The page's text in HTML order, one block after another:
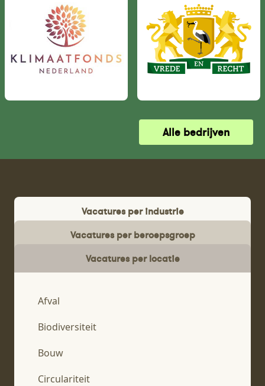
Alle bedrijven
Vacatures per industrie
Vacatures per beroepsgroep
Vacatures per locatie
Afval
Biodiversiteit
Bouw
Circulariteit